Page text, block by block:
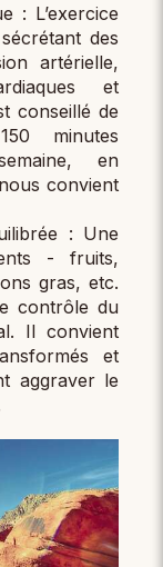
: L’exercice
des
artérielle,
et
conseillé de
minutes
en
convient
: Une
- fruits,
gras, etc.
contrôle du
Il convient
et
aggraver le